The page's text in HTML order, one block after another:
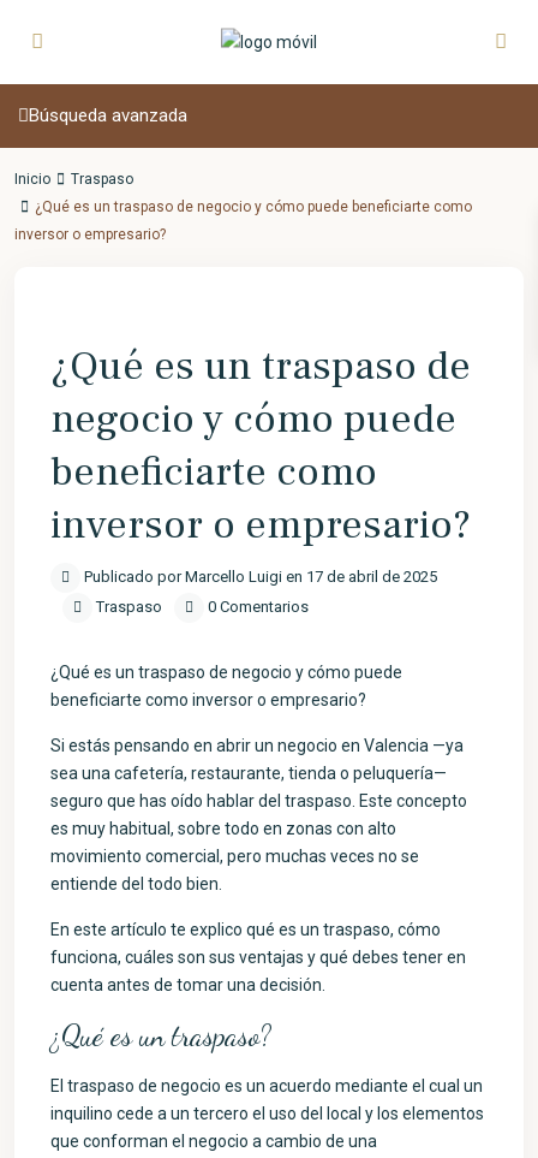
Búsqueda avanzada
Inicio
Traspaso
¿Qué es un traspaso de negocio y cómo puede beneficiarte como
inversor o empresario?
¿Qué es un traspaso de
negocio y cómo puede
beneficiarte como
inversor o empresario?
Publicado por Marcello Luigi en 17 de abril de 2025
Traspaso
0 Comentarios
¿Qué es un traspaso de negocio y cómo puede
beneficiarte como inversor o empresario?
Si estás pensando en abrir un negocio en Valencia —ya
sea una cafetería, restaurante, tienda o peluquería—
seguro que has oído hablar del traspaso. Este concepto
es muy habitual, sobre todo en zonas con alto
movimiento comercial, pero muchas veces no se
entiende del todo bien.
En este artículo te explico qué es un traspaso, cómo
funciona, cuáles son sus ventajas y qué debes tener en
cuenta antes de tomar una decisión.
¿Qué es un traspaso?
El traspaso de negocio es un acuerdo mediante el cual un
inquilino cede a un tercero el uso del local y los elementos
que conforman el negocio a cambio de una